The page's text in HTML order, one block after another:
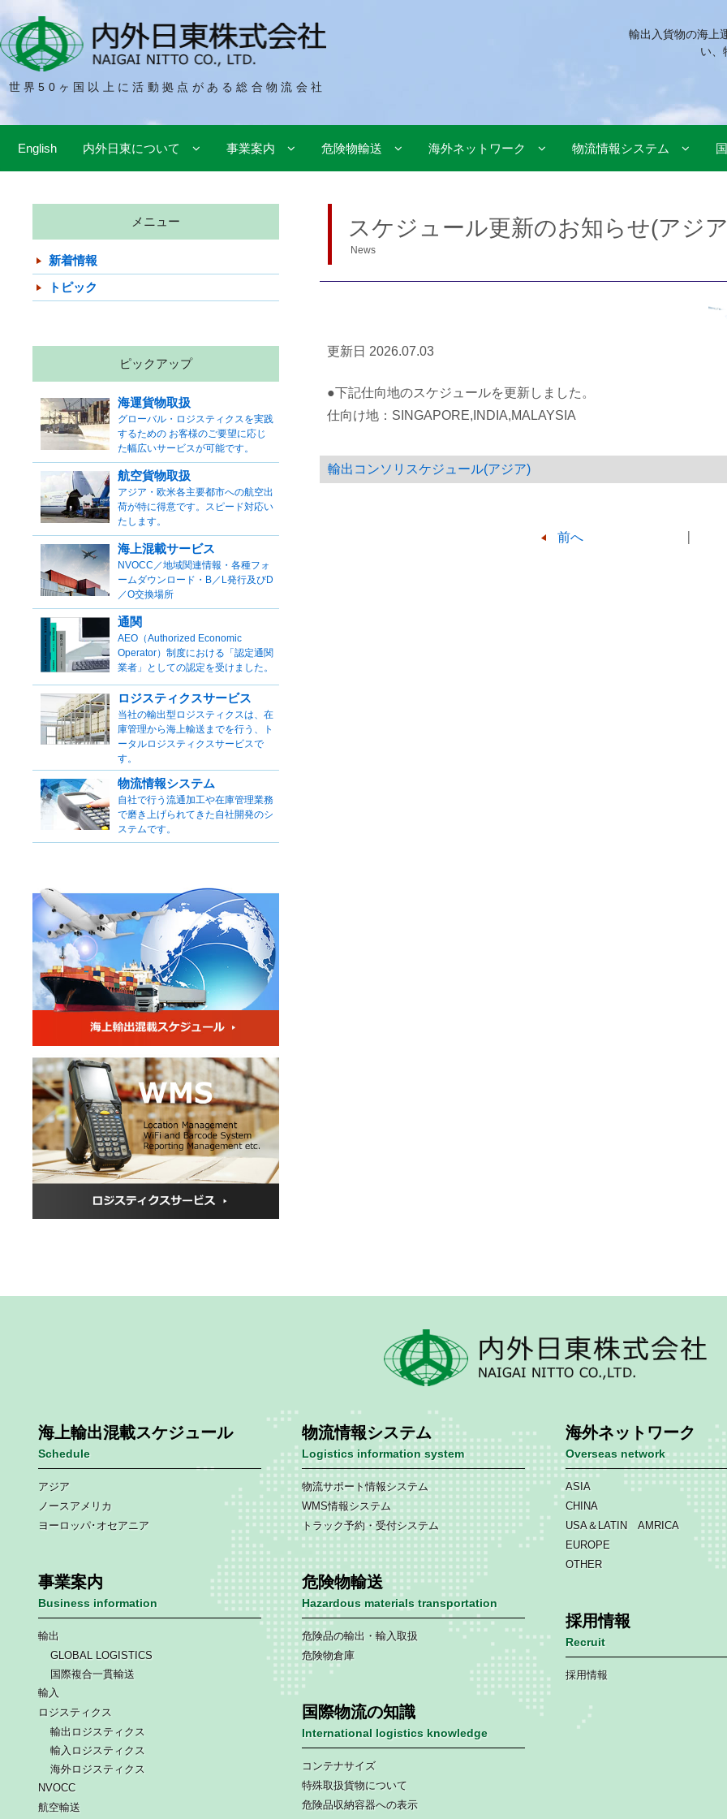
世界50ヶ国以上に活動拠点がある総合物流会社
輸出入貨物の海上
い、
English 内外日東について 事業案内 危険物輸送 海外ネットワーク 物流情報システム
スケジュール更新のお知らせ(アジ
News
更新日 2026.07.03
●下記仕向地のスケジュールを更新しました。
仕向け地：SINGAPORE,INDIA,MALAYSIA
輸出コンソリスケジュール(アジア)
前へ
メニュー
新着情報
トピック
ピックアップ
海運貨物取扱
グローバル・ロジスティクスを実践
するための お客様のご要望に応じ
た幅広いサービスが可能です。
航空貨物取扱
アジア・欧米各主要都市への航空出
荷が特に得意です。スピード対応い
たします。
海上混載サービス
NVOCC／地域関連情報・各種フォ
ームダウンロード・B／L発行及びD
／O交換場所
通関
AEO（Authorized Economic
Operator）制度における「認定通関
業者」としての認定を受けました。
ロジスティクスサービス
当社の輸出型ロジスティクスは、在
庫管理から海上輸送までを行う、ト
ータルロジスティクスサービスで
す。
物流情報システム
自社で行う流通加工や在庫管理業務
で磨き上げられてきた自社開発のシ
ステムです。
海上輸出混載スケジュール
Schedule
アジア
ノースアメリカ
ヨーロッパ･オセアニア
事業案内
Business information
輸出
GLOBAL LOGISTICS
国際複合一貫輸送
輸入
ロジスティクス
輸出ロジスティクス
輸入ロジスティクス
海外ロジスティクス
NVOCC
航空輸送
物流情報システム
Logistics information system
物流サポート情報システム
WMS情報システム
トラック予約・受付システム
危険物輸送
Hazardous materials transportation
危険品の輸出・輸入取扱
危険物倉庫
国際物流の知識
International logistics knowledge
コンテナサイズ
特殊取扱貨物について
危険品収納容器への表示
海外ネットワーク
Overseas network
ASIA
CHINA
USA＆LATIN AMRICA
EUROPE
OTHER
採用情報
Recruit
採用情報